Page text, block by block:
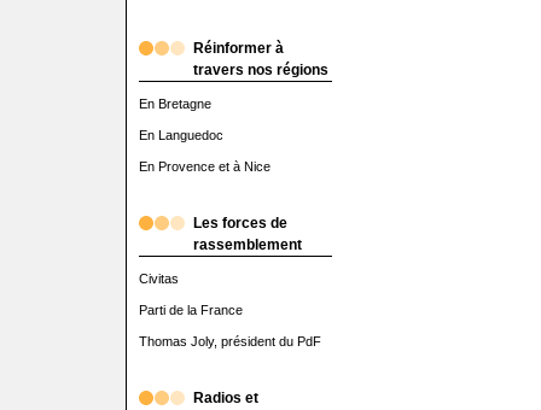
Réinformer à
travers nos régions
En Bretagne
En Languedoc
En Provence et à Nice
Les forces de
rassemblement
Civitas
Parti de la France
Thomas Joly, président du PdF
Radios et